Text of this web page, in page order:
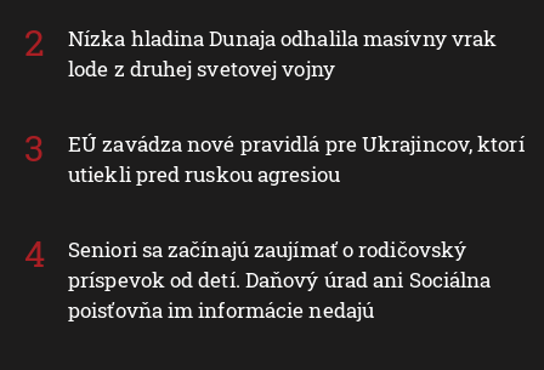
Nízka hladina Dunaja odhalila masívny vrak
lode z druhej svetovej vojny
EÚ zavádza nové pravidlá pre Ukrajincov, ktorí
utiekli pred ruskou agresiou
Seniori sa začínajú zaujímať o rodičovský
príspevok od detí. Daňový úrad ani Sociálna
poisťovňa im informácie nedajú